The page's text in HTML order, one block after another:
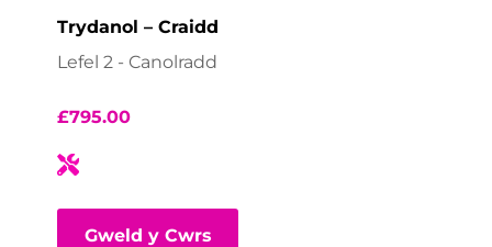
Trydanol – Craidd
Lefel 2 - Canolradd
£795.00
Gweld y Cwrs